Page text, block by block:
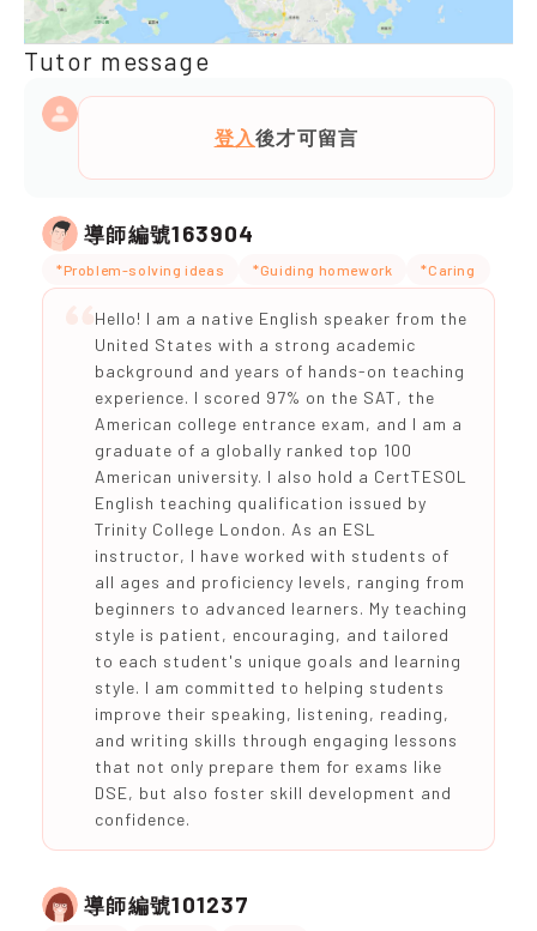
Tutor message
登入後才可留言
導師編號163904
*Problem-solving ideas *Guiding homework *Caring
Hello! I am a native English speaker from the
United States with a strong academic
background and years of hands-on teaching
experience. I scored 97% on the SAT, the
American college entrance exam, and I am a
graduate of a globally ranked top 100
American university. I also hold a CertTESOL
English teaching qualification issued by
Trinity College London. As an ESL
instructor, I have worked with students of
all ages and proficiency levels, ranging from
beginners to advanced learners. My teaching
style is patient, encouraging, and tailored
to each student's unique goals and learning
style. I am committed to helping students
improve their speaking, listening, reading,
and writing skills through engaging lessons
that not only prepare them for exams like
DSE, but also foster skill development and
confidence.
導師編號101237